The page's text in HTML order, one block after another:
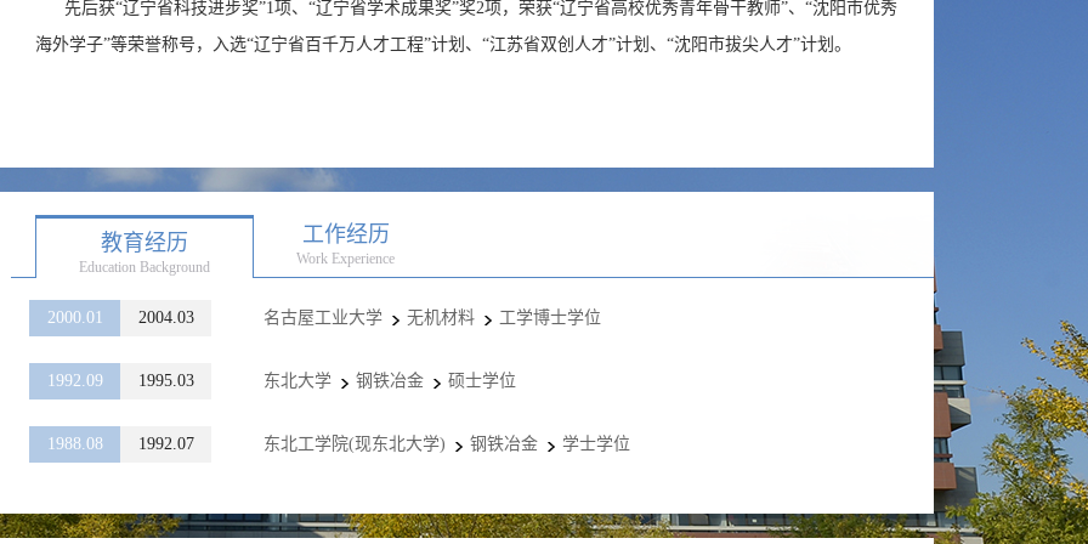
先后获“辽宁省科技进步奖”1项、“辽宁省学术成果奖”奖2项，荣获“辽宁省高校优秀青年骨干教师”、“沈阳市优秀
海外学子”等荣誉称号，入选“辽宁省百千万人才工程”计划、“江苏省双创人才”计划、“沈阳市拔尖人才”计划。
教育经历
Education Background
工作经历
Work Experience
2000.01 2004.03 名古屋工业大学 无机材料 工学博士学位
1992.09 1995.03 东北大学 钢铁冶金 硕士学位
1988.08 1992.07 东北工学院(现东北大学) 钢铁冶金 学士学位